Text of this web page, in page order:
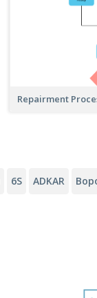
Repairment
6S ADKAR